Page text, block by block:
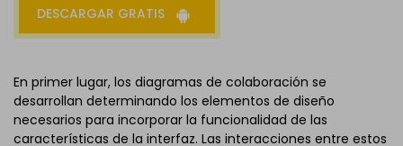
DESCARGAR GRATIS
En primer lugar, los diagramas de colaboración se
desarrollan determinando los elementos de diseño
necesarios para incorporar la funcionalidad de las
características de la interfaz. Las interacciones entre estos